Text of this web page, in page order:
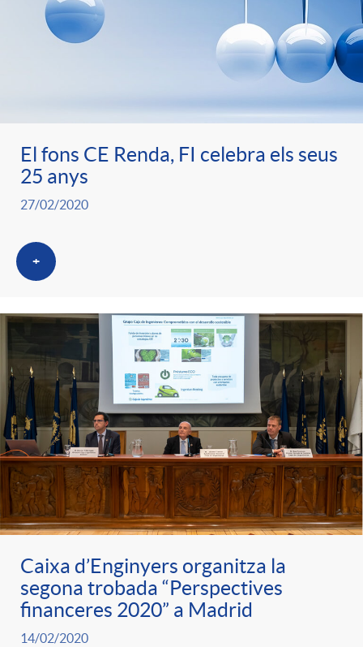
El fons CE Renda, FI celebra els seus
25 anys
27/02/2020
+
Caixa d’Enginyers organitza la
segona trobada “Perspectives
financeres 2020” a Madrid
14/02/2020